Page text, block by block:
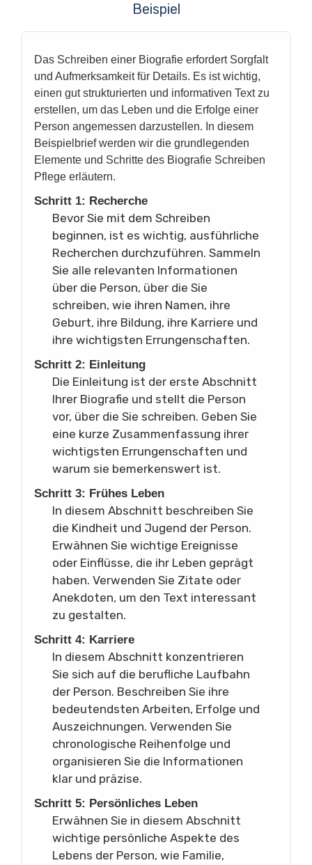
Beispiel
Das Schreiben einer Biografie erfordert Sorgfalt
und Aufmerksamkeit für Details. Es ist wichtig,
einen gut strukturierten und informativen Text zu
erstellen, um das Leben und die Erfolge einer
Person angemessen darzustellen. In diesem
Beispielbrief werden wir die grundlegenden
Elemente und Schritte des Biografie Schreiben
Pflege erläutern.
Schritt 1: Recherche
Bevor Sie mit dem Schreiben
beginnen, ist es wichtig, ausführliche
Recherchen durchzuführen. Sammeln
Sie alle relevanten Informationen
über die Person, über die Sie
schreiben, wie ihren Namen, ihre
Geburt, ihre Bildung, ihre Karriere und
ihre wichtigsten Errungenschaften.
Schritt 2: Einleitung
Die Einleitung ist der erste Abschnitt
Ihrer Biografie und stellt die Person
vor, über die Sie schreiben. Geben Sie
eine kurze Zusammenfassung ihrer
wichtigsten Errungenschaften und
warum sie bemerkenswert ist.
Schritt 3: Frühes Leben
In diesem Abschnitt beschreiben Sie
die Kindheit und Jugend der Person.
Erwähnen Sie wichtige Ereignisse
oder Einflüsse, die ihr Leben geprägt
haben. Verwenden Sie Zitate oder
Anekdoten, um den Text interessant
zu gestalten.
Schritt 4: Karriere
In diesem Abschnitt konzentrieren
Sie sich auf die berufliche Laufbahn
der Person. Beschreiben Sie ihre
bedeutendsten Arbeiten, Erfolge und
Auszeichnungen. Verwenden Sie
chronologische Reihenfolge und
organisieren Sie die Informationen
klar und präzise.
Schritt 5: Persönliches Leben
Erwähnen Sie in diesem Abschnitt
wichtige persönliche Aspekte des
Lebens der Person, wie Familie,